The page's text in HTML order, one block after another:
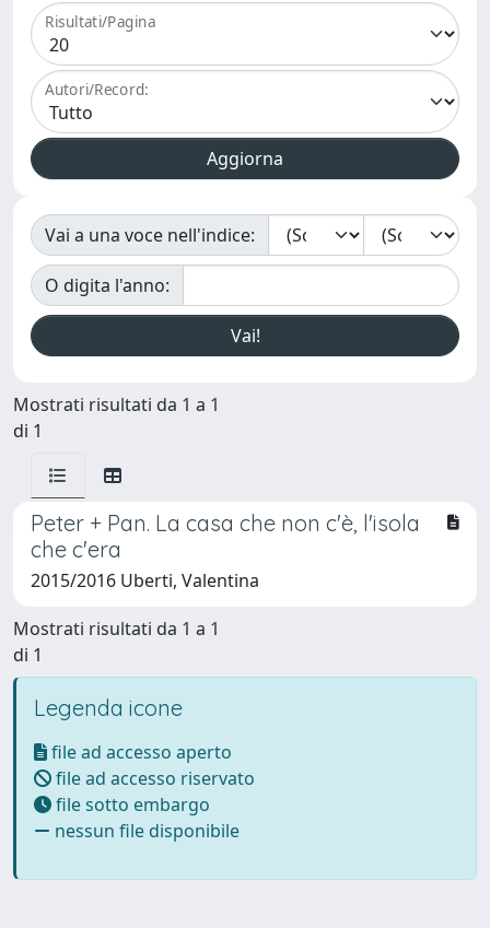
Risultati/Pagina
Autori/Record:
Vai a una voce nell'indice:
O digita l'anno:
Mostrati risultati da 1 a 1
di 1
Peter + Pan. La casa che non c'è, l'isola
che c'era
2015/2016 Uberti, Valentina
Mostrati risultati da 1 a 1
di 1
Legenda icone
file ad accesso aperto
file ad accesso riservato
file sotto embargo
nessun file disponibile